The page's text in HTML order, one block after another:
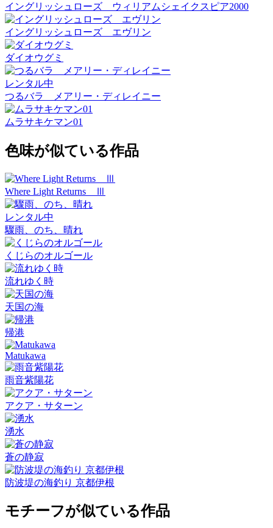
イングリッシュローズ ウィリアムシェイクスピア2000
イングリッシュローズ エヴリン
ダイオウグミ
レンタル中
つるバラ メアリー・ディレイニー
ムラサキケマン01
色味が似ている作品
Where Light Returns Ⅲ
レンタル中
驟雨、のち、晴れ
くじらのオルゴール
流れゆく時
天国の海
帰港
Matukawa
雨音紫陽花
アクア・サターン
湧水
蒼の静寂
防波堤の海釣り 京都伊根
モチーフが似ている作品